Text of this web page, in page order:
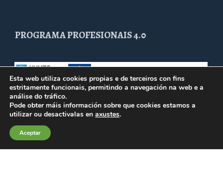
PROGRAMA PROFESIONAIS 4.0
Esta web utiliza cookies propias e de terceiros con fins
estritamente funcionais, permitindo a navegación na web e a
análise do tráfico.
Pode obter máis información sobre que cookies estamos a
utilizar ou desactivalas en axustes.
Aceptar